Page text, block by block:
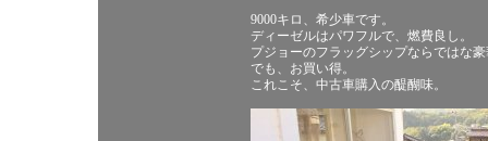
9000キロ、希少車です。
ディーゼルはパワフルで、燃費良し。
プジョーのフラッグシップならではな
でも、お買い得。
これこそ、中古車購入の醍醐味。